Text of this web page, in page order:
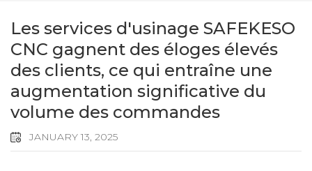
Les services d'usinage SAFEKESO
CNC gagnent des éloges élevés
des clients, ce qui entraîne une
augmentation significative du
volume des commandes
JANUARY 13, 2025